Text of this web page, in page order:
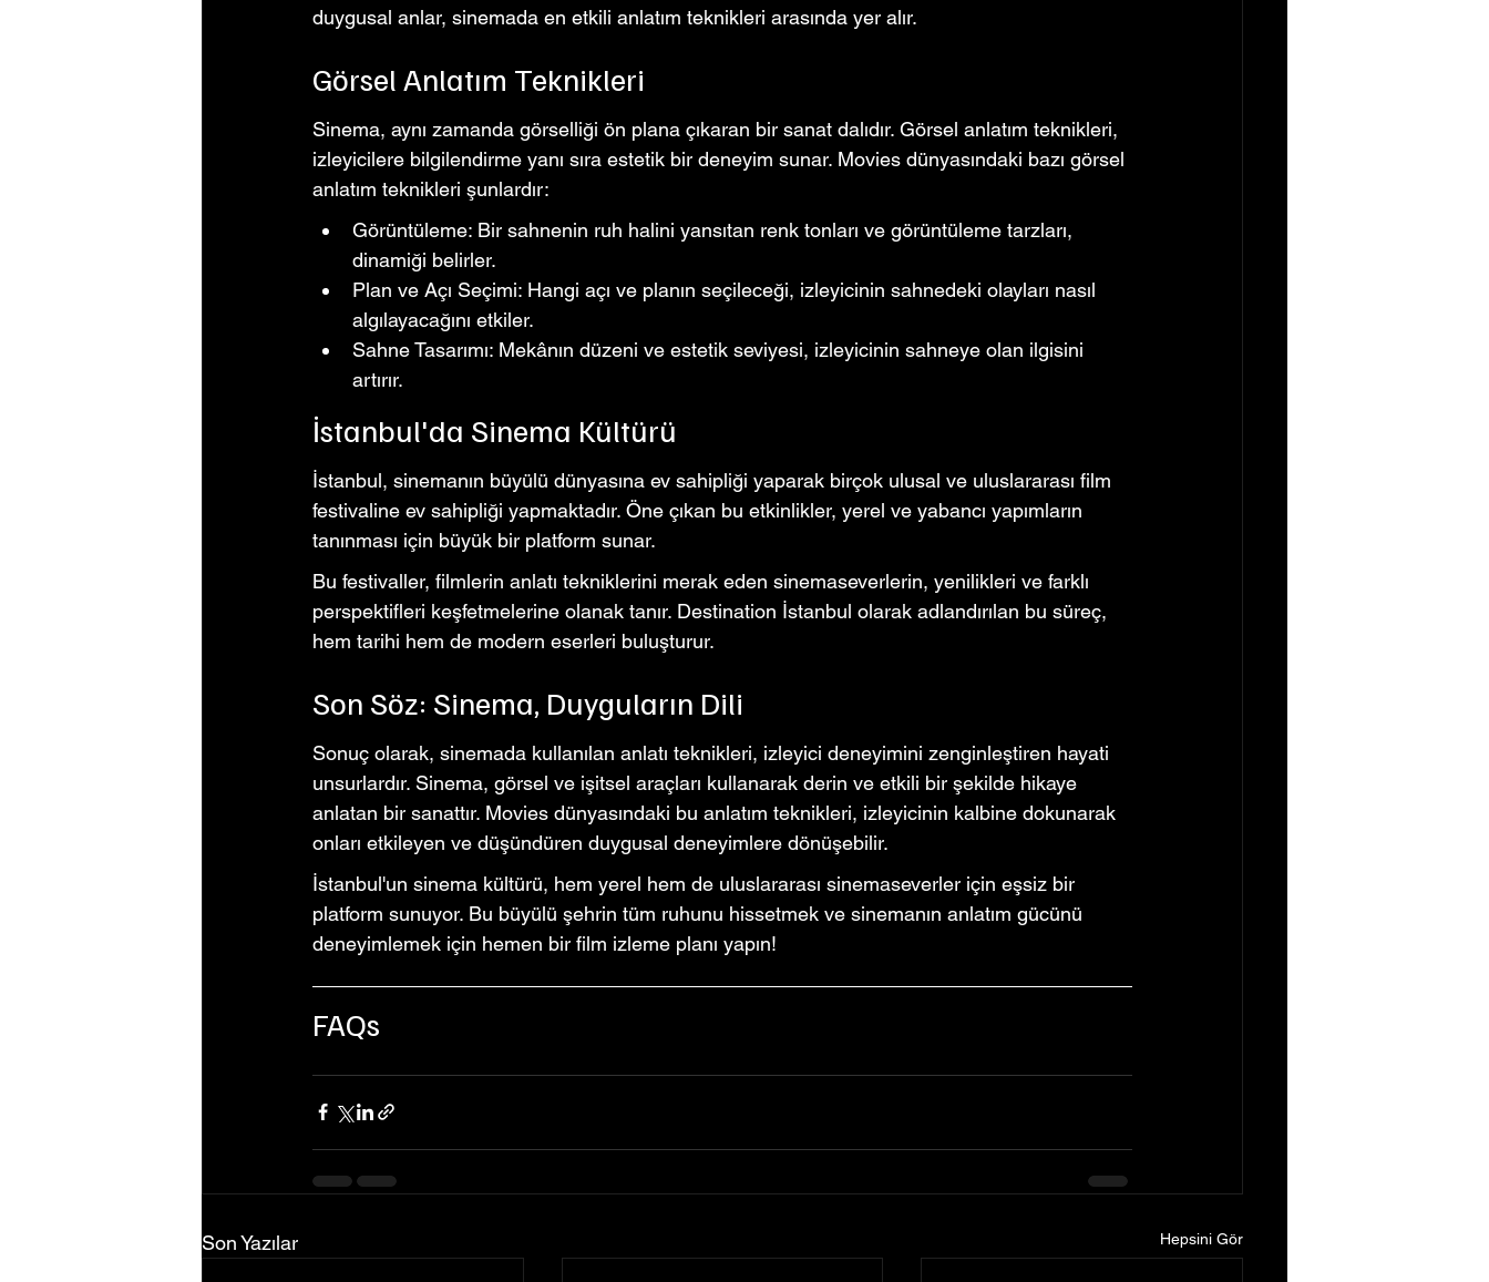
duygusal anlar, sinemada en etkili anlatım teknikleri arasında yer alır.
Görsel Anlatım Teknikleri
Sinema, aynı zamanda görselliği ön plana çıkaran bir sanat dalıdır. Görsel anlatım teknikleri,
izleyicilere bilgilendirme yanı sıra estetik bir deneyim sunar. Movies dünyasındaki bazı görsel
anlatım teknikleri şunlardır:
Görüntüleme: Bir sahnenin ruh halini yansıtan renk tonları ve görüntüleme tarzları,
dinamiği belirler.
Plan ve Açı Seçimi: Hangi açı ve planın seçileceği, izleyicinin sahnedeki olayları nasıl
algılayacağını etkiler.
Sahne Tasarımı: Mekânın düzeni ve estetik seviyesi, izleyicinin sahneye olan ilgisini
artırır.
İstanbul'da Sinema Kültürü
İstanbul, sinemanın büyülü dünyasına ev sahipliği yaparak birçok ulusal ve uluslararası film
festivaline ev sahipliği yapmaktadır. Öne çıkan bu etkinlikler, yerel ve yabancı yapımların
tanınması için büyük bir platform sunar.
Bu festivaller, filmlerin anlatı tekniklerini merak eden sinemaseverlerin, yenilikleri ve farklı
perspektifleri keşfetmelerine olanak tanır. Destination İstanbul olarak adlandırılan bu süreç,
hem tarihi hem de modern eserleri buluşturur.
Son Söz: Sinema, Duyguların Dili
Sonuç olarak, sinemada kullanılan anlatı teknikleri, izleyici deneyimini zenginleştiren hayati
unsurlardır. Sinema, görsel ve işitsel araçları kullanarak derin ve etkili bir şekilde hikaye
anlatan bir sanattır. Movies dünyasındaki bu anlatım teknikleri, izleyicinin kalbine dokunarak
onları etkileyen ve düşündüren duygusal deneyimlere dönüşebilir.
İstanbul'un sinema kültürü, hem yerel hem de uluslararası sinemaseverler için eşsiz bir
platform sunuyor. Bu büyülü şehrin tüm ruhunu hissetmek ve sinemanın anlatım gücünü
deneyimlemek için hemen bir film izleme planı yapın!
FAQs
Son Yazılar Hepsini Gör